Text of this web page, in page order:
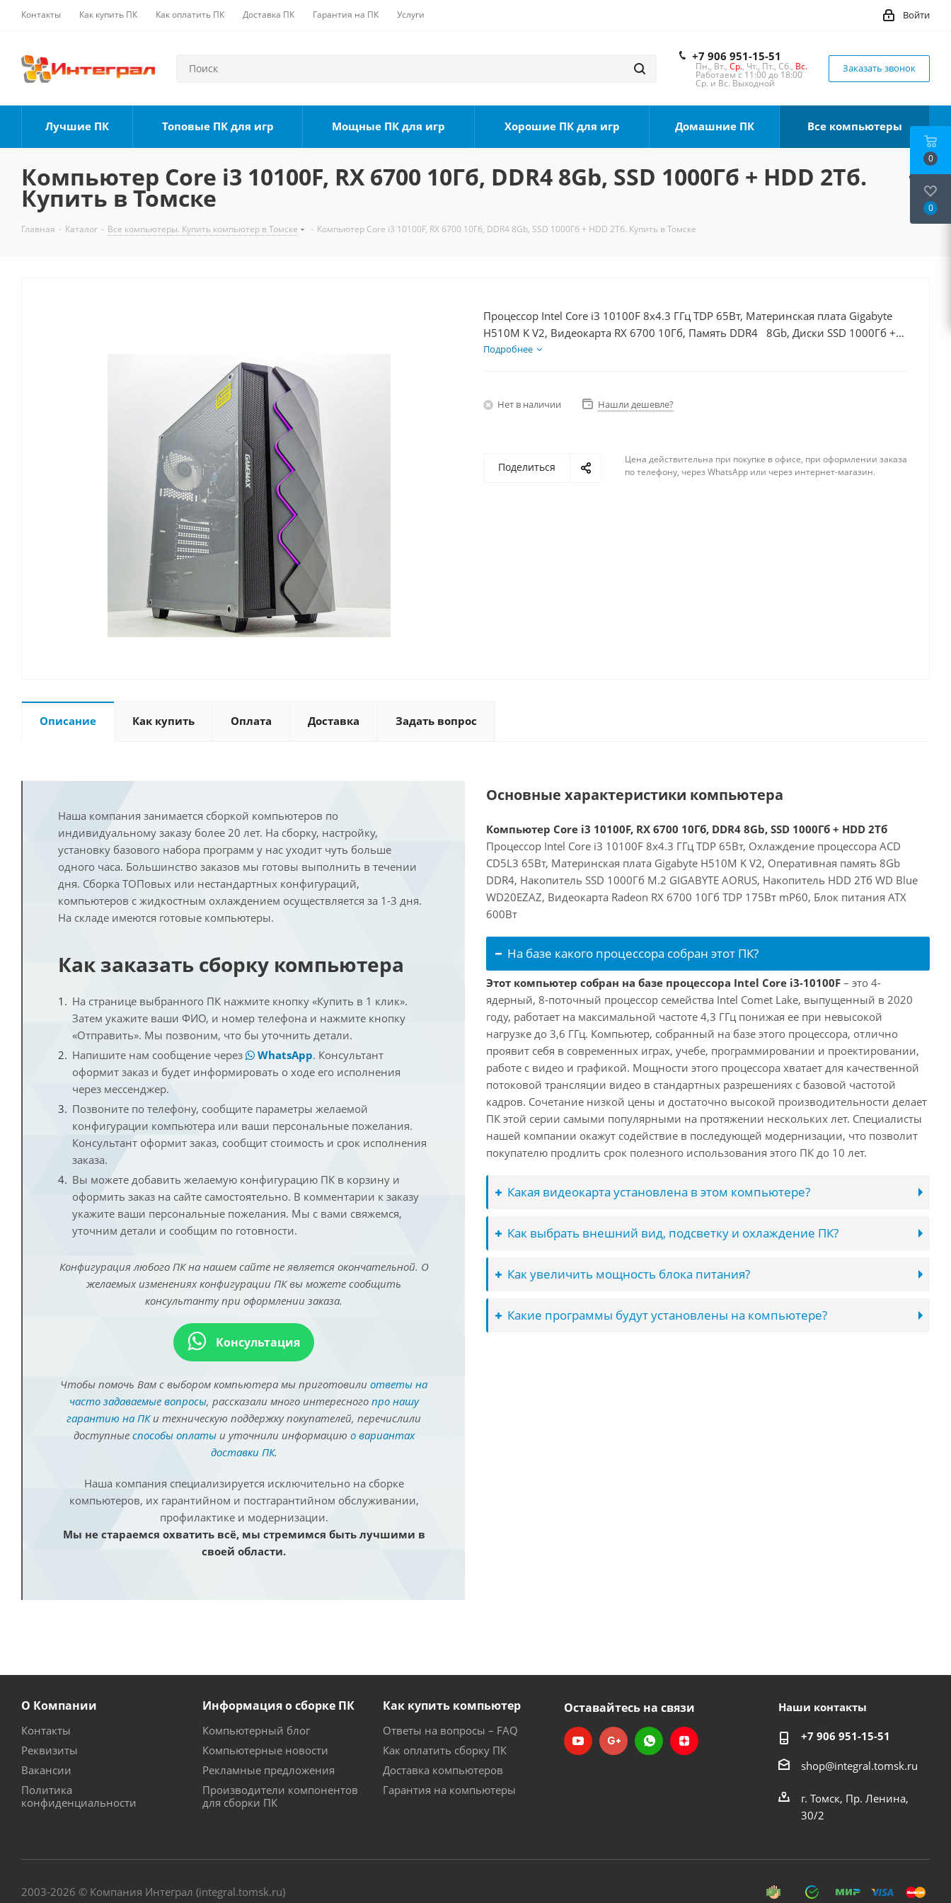
Контакты Как купить ПК Как оплатить ПК Доставка ПК Гарантия на ПК Услуги Войти
+7 906 951-15-51
Пн., Вт., Ср., Чт., Пт., Сб., Вс.
Работаем с 11:00 до 18:00
Ср. и Вс. Выходной
Заказать звонок
Лучшие ПК Топовые ПК для игр Мощные ПК для игр Хорошие ПК для игр Домашние ПК Все компьютеры
Компьютер Core i3 10100F, RX 6700 10Гб, DDR4 8Gb, SSD 1000Гб + HDD 2Тб.
Купить в Томске
Главная - Каталог - Все компьютеры. Купить компьютер в Томске - Компьютер Core i3 10100F, RX 6700 10Гб, DDR4 8Gb, SSD 1000Гб + HDD 2Тб. Купить в Томске
Процессор Intel Core i3 10100F 8x4.3 ГГц TDP 65Вт, Материнская плата Gigabyte
H510M K V2, Видеокарта RX 6700 10Гб, Память DDR4 8Gb, Диски SSD 1000Гб +
HDD 2Тб, БП 600Вт
Подробнее
Нет в наличии Нашли дешевле?
Поделиться
Цена действительна при покупке в офисе, при оформлении заказа
по телефону, через WhatsApp или через интернет-магазин.
Описание Как купить Оплата Доставка Задать вопрос
Наша компания занимается сборкой компьютеров по
индивидуальному заказу более 20 лет. На сборку, настройку,
установку базового набора программ у нас уходит чуть больше
одного часа. Большинство заказов мы готовы выполнить в течении
дня. Сборка ТОПовых или нестандартных конфигураций,
компьютеров с жидкостным охлаждением осуществляется за 1-3 дня.
На складе имеются готовые компьютеры.
Как заказать сборку компьютера
На странице выбранного ПК нажмите кнопку «Купить в 1 клик».
Затем укажите ваши ФИО, и номер телефона и нажмите кнопку
«Отправить». Мы позвоним, что бы уточнить детали.
Напишите нам сообщение через
WhatsApp. Консультант
оформит заказ и будет информировать о ходе его исполнения
через мессенджер.
Позвоните по телефону, сообщите параметры желаемой
конфигурации компьютера или ваши персональные пожелания.
Консультант оформит заказ, сообщит стоимость и срок исполнения
заказа.
Вы можете добавить желаемую конфигурацию ПК в корзину и
оформить заказ на сайте самостоятельно. В комментарии к заказу
укажите ваши персональные пожелания. Мы с вами свяжемся,
уточним детали и сообщим по готовности.
Конфигурация любого ПК на нашем сайте не является окончательной. О
желаемых изменениях конфигурации ПК вы можете сообщить
консультанту при оформлении заказа.
Консультация
Чтобы помочь Вам с выбором компьютера мы приготовили ответы на
часто задаваемые вопросы, рассказали много интересного про нашу
гарантию на ПКи техническую поддержку покупателей, перечислили
доступные способы оплатыи уточнили информацию о вариантах
доставки ПК.
Наша компания специализируется исключительно на сборке
компьютеров, их гарантийном и постгарантийном обслуживании,
профилактике и модернизации.
Мы не стараемся охватить всё, мы стремимся быть лучшими в
своей области.
Основные характеристики компьютера
Компьютер Core i3 10100F, RX 6700 10Гб, DDR4 8Gb, SSD 1000Гб + HDD 2Тб
Процессор Intel Core i3 10100F 8x4.3 ГГц TDP 65Вт, Охлаждение процессора ACD
CD5L3 65Вт, Материнская плата Gigabyte H510M K V2, Оперативная память 8Gb
DDR4, Накопитель SSD 1000Гб M.2 GIGABYTE AORUS, Накопитель HDD 2Тб WD Blue
WD20EZAZ, Видеокарта Radeon RX 6700 10Гб TDP 175Вт mP60, Блок питания ATX
600Вт
На базе какого процессора собран этот ПК?
Этот компьютер собран на базе процессора Intel Core i3-10100F – это 4-
ядерный, 8-поточный процессор семейства Intel Comet Lake, выпущенный в 2020
году, работает на максимальной частоте 4,3 ГГц понижая ее при невысокой
нагрузке до 3,6 ГГц. Компьютер, собранный на базе этого процессора, отлично
проявит себя в современных играх, учебе, программировании и проектировании,
работе с видео и графикой. Мощности этого процессора хватает для качественной
потоковой трансляции видео в стандартных разрешениях с базовой частотой
кадров. Сочетание низкой цены и достаточно высокой производительности делает
ПК этой серии самыми популярными на протяжении нескольких лет. Специалисты
нашей компании окажут содействие в последующей модернизации, что позволит
покупателю продлить срок полезного использования этого ПК до 10 лет.
Какая видеокарта установлена в этом компьютере?
Как выбрать внешний вид, подсветку и охлаждение ПК?
Как увеличить мощность блока питания?
Какие программы будут установлены на компьютере?
О Компании
Контакты
Реквизиты
Вакансии
Политика
конфиденциальности
Информация о сборке ПК
Компьютерный блог
Компьютерные новости
Рекламные предложения
Производители компонентов
для сборки ПК
Как купить компьютер
Ответы на вопросы – FAQ
Как оплатить сборку ПК
Доставка компьютеров
Гарантия на компьютеры
Оставайтесь на связи Наши контакты
+7 906 951-15-51
shop@integral.tomsk.ru
г. Томск, Пр. Ленина,
30/2
2003-2026 © Компания Интеграл (integral.tomsk.ru)
0
0